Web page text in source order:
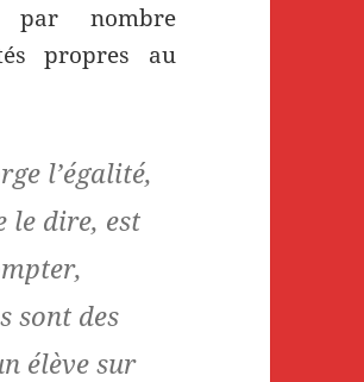
par nombre
propres au
l’égalité,
le dire, est
sont des
élève sur